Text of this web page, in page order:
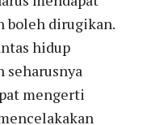
boleh dirugikan.
hidup
seharusnya
mengerti